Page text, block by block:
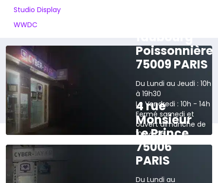
Studio Display
WWDC
Poissonnière
75009 PARIS
Du Lundi au Jeudi : 10h
à 19h30
Le Vendredi : 10h - 14h
Fermé samedi et
ouvert dimanche de
10h à 13h
Voir sur la carte
4 rue
Monsieur
Le Prince
75006
PARIS
Du Lundi au